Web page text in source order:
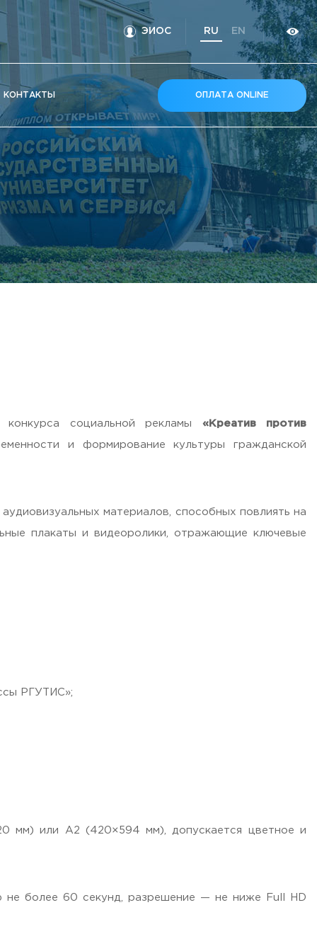
ЭИОС RU EN
КOНТАКТЫ ОПЛАТА ONLINE
социальной рекламы «Креатив против
и формирование культуры гражданской
материалов, способных повлиять на
плакаты и видеоролики, отражающие ключевые
РГУТИС»;
мм) или А2 (420×594 мм), допускается цветное и
не более 60 секунд, разрешение — не ниже Full HD